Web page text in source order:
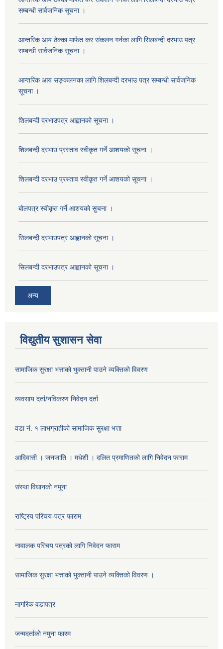
सम्बन्धी सार्वजनिक सूचना ।
आन्तरिक आय ठेक्का मार्फत कर संकलन गर्नका लागि सिलबन्दी दरभाउ पत्र
सम्बन्धी सार्वजनिक सूचना ।
आन्तरिक आय सङ्कलनका लागि शिलबन्दी दरभाउ पत्र सम्बन्धी सार्वजनिक
सूचना ।
शिलबन्दी दरभाउपत्र आह्वानको सूचना ।
शिलबन्दी दरभाउ प्रस्ताव स्वीकृत गर्ने आशयको सूचना ।
शिलबन्दी दरभाउ प्रस्ताव स्वीकृत गर्ने आशयको सूचना ।
बोलपत्र स्वीकृत गर्ने आशयको सुचना ।
सिलबन्दी दरभाउपत्र आह्वानको सूचना ।
सिलबन्दी दरभाउपत्र आह्वानको सूचना ।
अन्य
विद्युतीय सुशासन सेवा
सामाजिक सुरक्षा भत्ताको भुक्तानी पाउने व्यक्तिको विवरण
व्यवसाय दर्ता/नविकरण निवेदन दर्ता
वडा नं. १ लाभग्राहीको सामाजिक सुरक्षा भत्ता
आदिवासी । जनजाति । मधेशी । दलित प्रमाणितको लागि निवेदन फाराम
संस्था विधानकाे नमूना
राष्ट्रिय परिचय-पत्र फाराम
नावालक परिचय पत्रको लागि निवेदन फाराम
सामाजिक सुरक्षा भत्ताको भुक्तानी पाउने व्यक्तिको विवरण ।
नागरिक वडापत्र
जन्मदर्ताकाे नमुना फारम